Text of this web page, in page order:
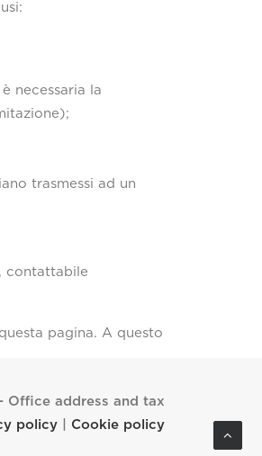
necessaria la
trasmessi ad un
contattabile
pagina. A questo
Office address and tax
policy Cookie policy